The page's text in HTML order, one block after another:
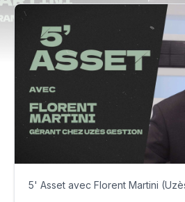
5' Asset avec Florent Martini